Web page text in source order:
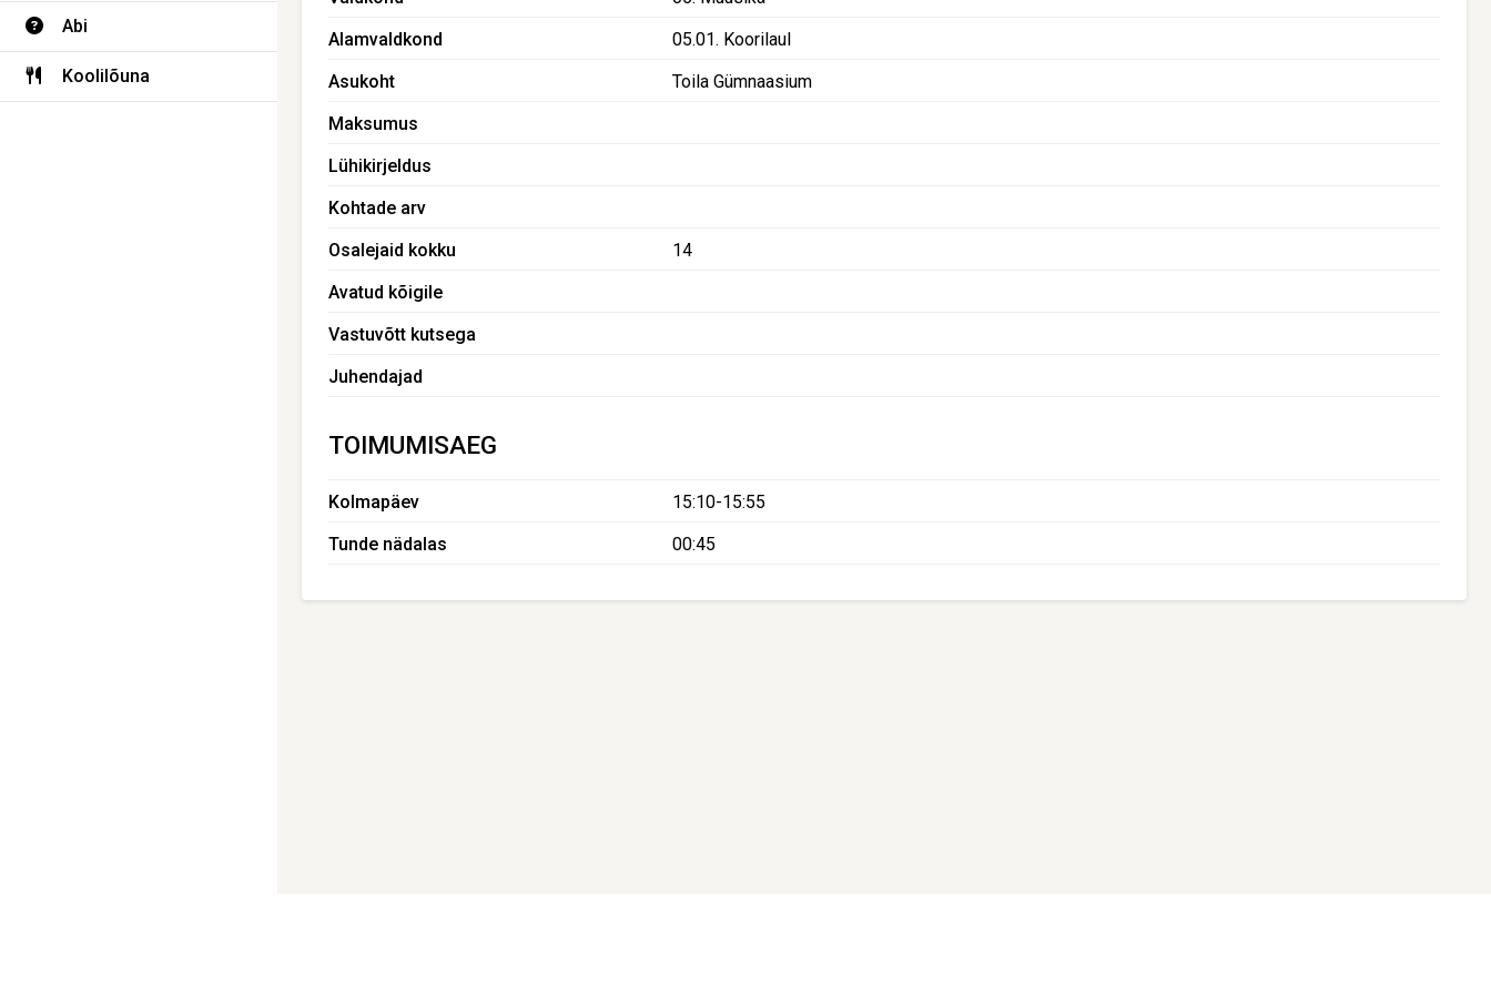
Abi
Koolilõuna
Alamvaldkond
05.01. Koorilaul
Asukoht
Toila Gümnaasium
Maksumus
Lühikirjeldus
Kohtade arv
Osalejaid kokku
14
Avatud kõigile
Vastuvõtt kutsega
Juhendajad
TOIMUMISAEG
Kolmapäev
15:10-15:55
Tunde nädalas
00:45